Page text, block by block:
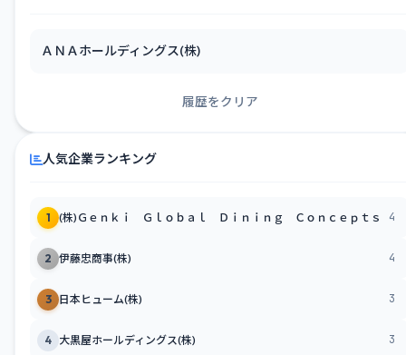
ＡＮＡホールディングス(株)
履歴をクリア
人気企業ランキング
1 (株)Ｇｅｎｋｉ Ｇｌｏｂａｌ Ｄｉｎｉｎｇ Ｃｏｎｃｅｐｔｓ 4
2 伊藤忠商事(株) 4
3 日本ヒューム(株) 3
4 大黒屋ホールディングス(株) 3